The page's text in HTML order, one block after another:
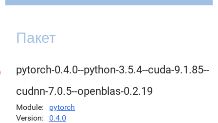
Пакет
pytorch-0.4.0--python-3.5.4--cuda-9.1.85--
cudnn-7.0.5--openblas-0.2.19
Module
pytorch
Version
0.4.0